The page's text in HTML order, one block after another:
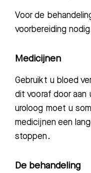
Voor de
voorbereiding
Medicijnen
Gebruikt u bloed
dit vooraf door aan
uroloog moet u
medicijnen een
stoppen.
De behandeling